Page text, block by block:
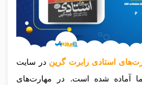
استادی رابرت گریندر سایت
آماده شده است. در مهارت‌های